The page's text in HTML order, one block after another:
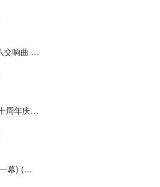
贝多芬: 第五 & 第八交响曲 (祖宾·梅塔 & 纽约爱乐乐团)
以色列爱乐乐团六十周年庆典音乐会 (The Israel Philharmonic Orchestra 60th Anniversary Gala Concert)
瓦格纳: 女武神 (第一幕) (祖宾·梅塔 & 纽约爱乐乐团)